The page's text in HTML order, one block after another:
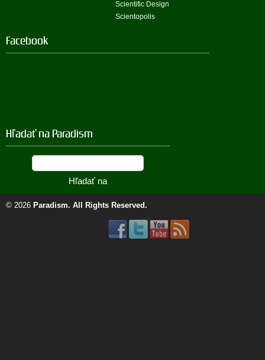
Scientific Design
Scientopolis
Facebook
Hľadať na Paradism
© 2026 Paradism. All Rights Reserved.